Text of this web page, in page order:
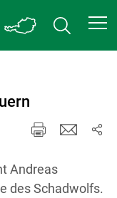
Andreas
des Schadwolfs.